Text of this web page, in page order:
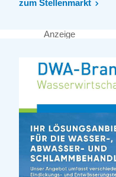
zum Stellenmarkt
Anzeige